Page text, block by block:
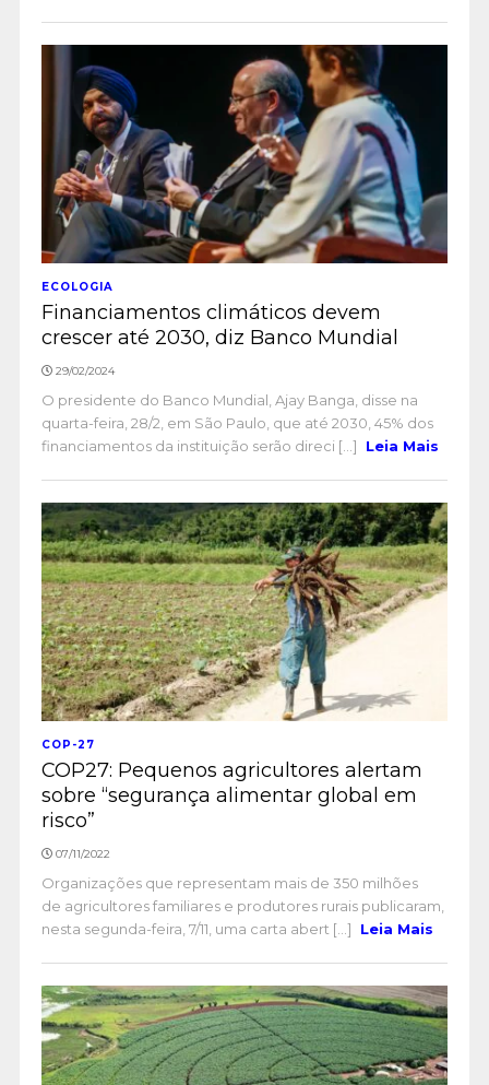
ECOLOGIA
Financiamentos climáticos devem
crescer até 2030, diz Banco Mundial
29/02/2024
O presidente do Banco Mundial, Ajay Banga, disse na
quarta-feira, 28/2, em São Paulo, que até 2030, 45% dos
financiamentos da instituição serão direci [...]
Leia Mais
COP-27
COP27: Pequenos agricultores alertam
sobre “segurança alimentar global em
risco”
07/11/2022
Organizações que representam mais de 350 milhões
de agricultores familiares e produtores rurais publicaram,
nesta segunda-feira, 7/11, uma carta abert [...]
Leia Mais